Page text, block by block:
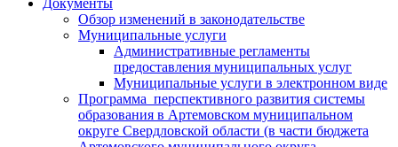
Документы
Обзор изменений в законодательстве
Муниципальные услуги
Административные регламенты
предоставления муниципальных услуг
Муниципальные услуги в электронном виде
Программа перспективного развития системы
образования в Артемовском муниципальном
округе Свердловской области (в части бюджета